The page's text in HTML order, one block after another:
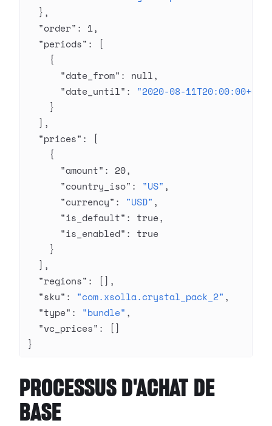
  },
  "order"
: 1,
  "periods"
: [
    {
      "date_from"
: null,
      "date_until"
: "2020-08-
    }
  ],
  "prices"
: [
    {
      "amount"
: 20,
      "country_iso"
: "US" ,
      "currency"
: "USD" ,
      "is_default"
: true,
      "is_enabled"
: true
    }
  ],
  "regions"
: [],
  "sku"
: "com.xsolla.crystal_pack_2" ,
  "type"
: "bundle" ,
  "vc_prices"
: []
}
PROCESSUS D'ACHAT DE
BASE